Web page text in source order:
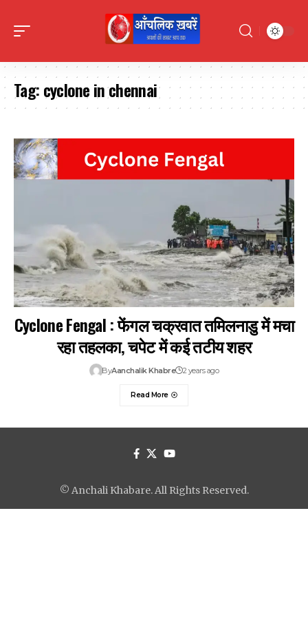
Tag:cyclone in chennai
Cyclone Fengal : फेंगल चक्रवात तमिलनाडु में मचा
रहा तहलका, चपेट में कई तटीय शहर
ByAanchalik Khabre 2 years ago
Read More
© Anchali Khabare. All Rights Reserved.